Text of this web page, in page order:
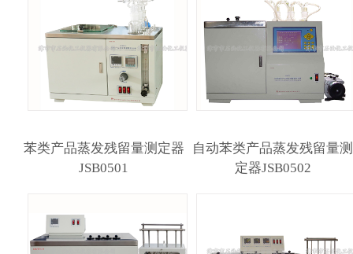
苯类产品蒸发残留量测定器
JSB0501
自动苯类产品蒸发残留量测
定器JSB0502